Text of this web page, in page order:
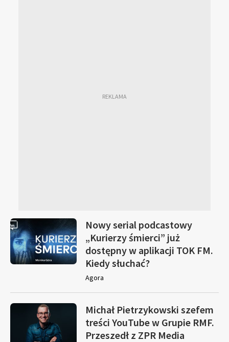
Nowy serial podcastowy
„Kurierzy śmierci” już
dostępny w aplikacji TOK FM.
Kiedy słuchać?
Agora
Michał Pietrzykowski szefem
treści YouTube w Grupie RMF.
Przeszedł z ZPR Media